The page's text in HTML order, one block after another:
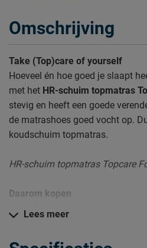
Omschrijving
Take (Top)care of yourself
Hoeveel én hoe goed je slaapt
met het HR-schuim topmatras
stevig en heeft een goede
de matrashoes goed vocht op.
koudschuim topmatras.
HR-schuim topmatras Topcare
Daarom kopen
Lees meer